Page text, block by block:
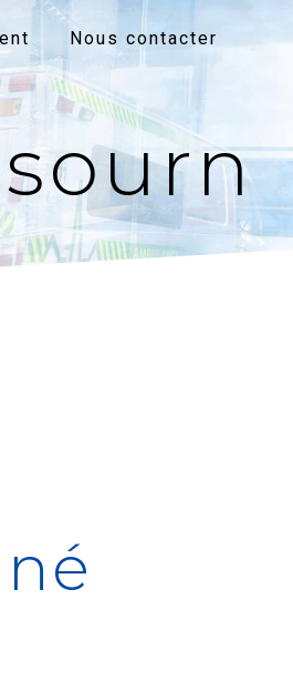
Nous contacter